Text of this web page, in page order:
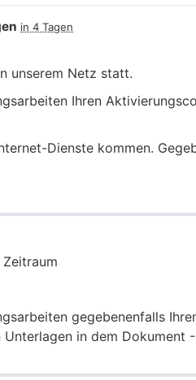
in 4 Tagen
unserem Netz statt.
Ihren
Dienste kommen.
gegebenenfalls
in dem Dokument -